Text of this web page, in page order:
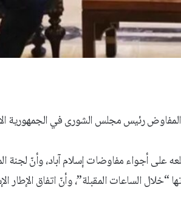
رئيس مجلس الشورى في الجمهورية
على أجواء مفاوضات إسلام آباد، وأنّ لجنة
الساعات المقبلة”، وأنّ اتفاق الإطار